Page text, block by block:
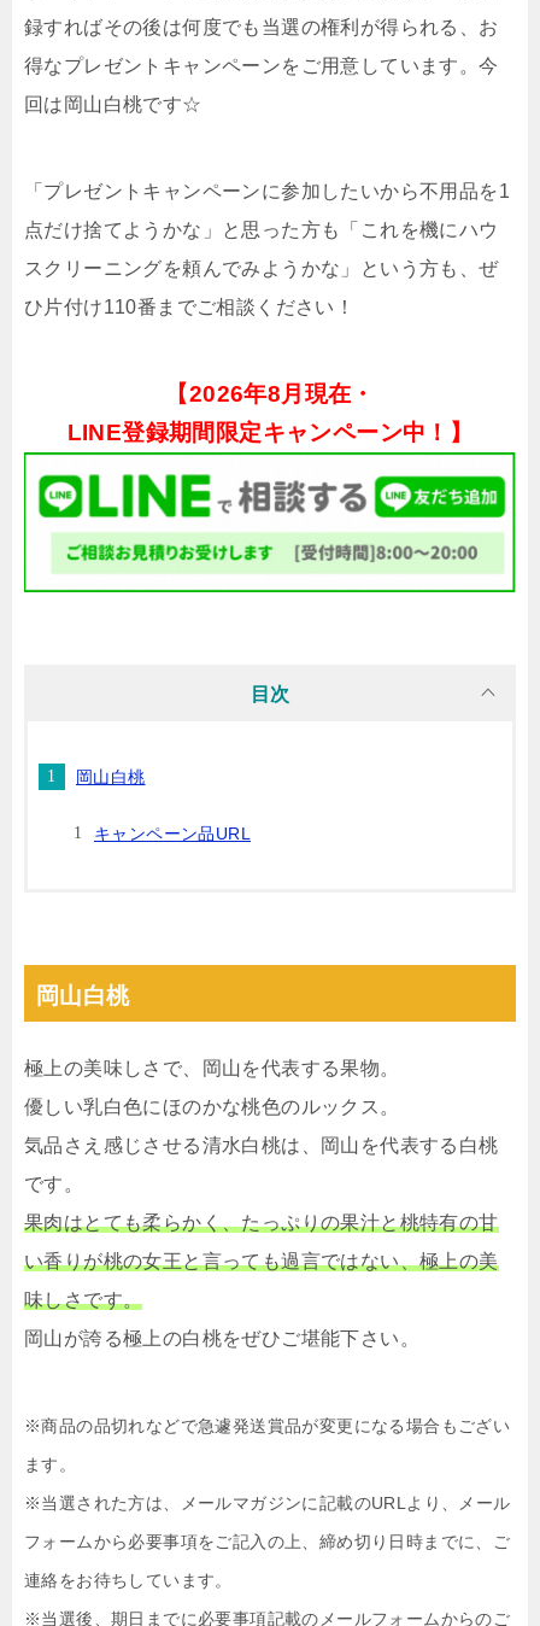
録すればその後は何度でも当選の権利が得られる、お
得なプレゼントキャンペーンをご用意しています。今
回は岡山白桃です☆
「プレゼントキャンペーンに参加したいから不用品を1
点だけ捨てようかな」と思った方も「これを機にハウ
スクリーニングを頼んでみようかな」という方も、ぜ
ひ片付け110番までご相談ください！
【2026年8月現在・
LINE登録期間限定キャンペーン中！】
目次
岡山白桃
キャンペーン品URL
岡山白桃
極上の美味しさで、岡山を代表する果物。
優しい乳白色にほのかな桃色のルックス。
気品さえ感じさせる清水白桃は、岡山を代表する白桃
です。
果肉はとても柔らかく、たっぷりの果汁と桃特有の甘
い香りが桃の女王と言っても過言ではない、極上の美
味しさです。
岡山が誇る極上の白桃をぜひご堪能下さい。
※商品の品切れなどで急遽発送賞品が変更になる場合もござい
ます。
※当選された方は、メールマガジンに記載のURLより、メール
フォームから必要事項をご記入の上、締め切り日時までに、ご
連絡をお待ちしています。
※当選後、期日までに必要事項記載のメールフォームからのご